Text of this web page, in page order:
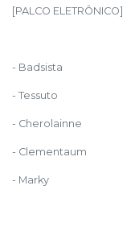
[PALCO ELETRÔNICO]
- Badsista
- Tessuto
- Cherolainne
- Clementaum
- Marky